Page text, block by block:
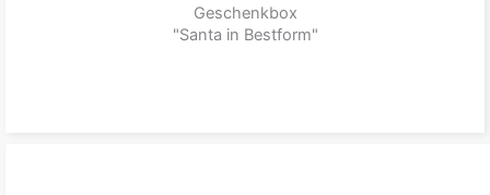
Geschenkbox
"Santa in Bestform"